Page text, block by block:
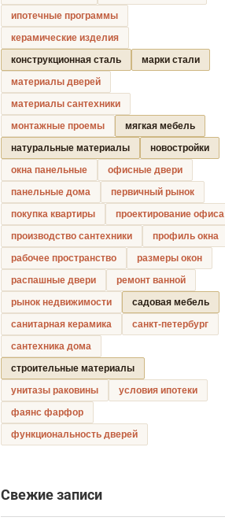
ипотечные программы
керамические изделия
конструкционная сталь
марки стали
материалы дверей
материалы сантехники
монтажные проемы
мягкая мебель
натуральные материалы
новостройки
окна панельные
офисные двери
панельные дома
первичный рынок
покупка квартиры
проектирование офиса
производство сантехники
профиль окна
рабочее пространство
размеры окон
распашные двери
ремонт ванной
рынок недвижимости
садовая мебель
санитарная керамика
санкт-петербург
сантехника дома
строительные материалы
унитазы раковины
условия ипотеки
фаянс фарфор
функциональность дверей
Свежие записи